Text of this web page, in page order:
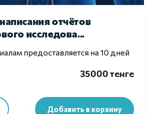
отчётов
исследова...
предоставляется на 10 дней
35000 тенге
Добавить в корзину